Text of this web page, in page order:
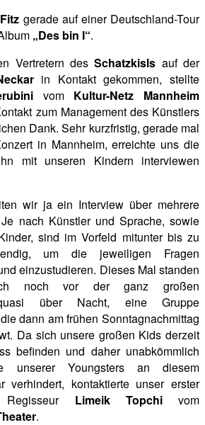
Fitz gerade auf einer Deutschland-Tour
„Des bin I“.
Vertretern desSchatzkisls auf der
in Kontakt gekommen, stellte
vom Kultur-Netz Mannheim
zum Management des Künstlers
Dank. Sehr kurzfristig, gerade mal
in Mannheim,erreichte uns die
mit unseren Kindern interviewen
wir ja ein Interview über mehrere
nach Künstler und Sprache, sowie
sind im Vorfeld mitunter bis zu
umdie jeweiligen Fragen
einzustudieren. Dieses Mal standen
noch vor der ganz großen
quasi über Nacht, eine Gruppe
dann am frühen Sonntagnachmittag
Da sich unsere großen Kids derzeit
befinden und daher unabkömmlich
unserer Youngsters an diesem
verhindert, kontaktierte unser erster
Limeik Topchivom
.